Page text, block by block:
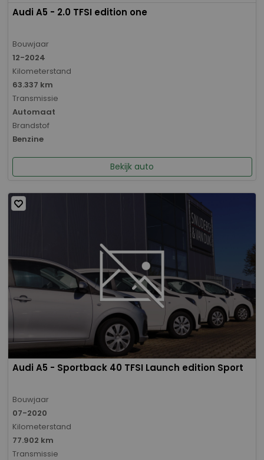
Audi A5 - 2.0 TFSI edition one
Bouwjaar
12-2024
Kilometerstand
63.337 km
Transmissie
Automaat
Brandstof
Benzine
Bekijk auto
Audi A5 - Sportback 40 TFSI Launch edition Sport
Bouwjaar
07-2020
Kilometerstand
77.902 km
Transmissie